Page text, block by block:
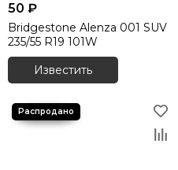
50 ₽
Bridgestone Alenza 001 SUV
235/55 R19 101W
Известить